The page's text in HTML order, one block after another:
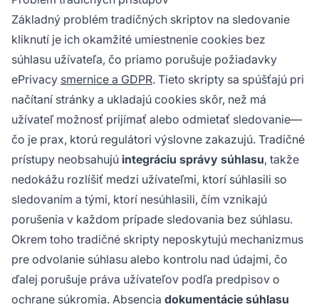
Základný problém tradičných skriptov na sledovanie
kliknutí je ich okamžité umiestnenie cookies bez
súhlasu užívateľa, čo priamo porušuje požiadavky
ePrivacy smernice a GDPR. Tieto skripty sa spúšťajú pri
načítaní stránky a ukladajú cookies skôr, než má
užívateľ možnosť prijímať alebo odmietať sledovanie—
čo je prax, ktorú regulátori výslovne zakazujú. Tradičné
prístupy neobsahujú integráciu správy súhlasu, takže
nedokážu rozlíšiť medzi užívateľmi, ktorí súhlasili so
sledovaním a tými, ktorí nesúhlasili, čím vznikajú
porušenia v každom prípade sledovania bez súhlasu.
Okrem toho tradičné skripty neposkytujú mechanizmus
pre odvolanie súhlasu alebo kontrolu nad údajmi, čo
ďalej porušuje práva užívateľov podľa predpisov o
ochrane súkromia. Absencia dokumentácie súhlasu